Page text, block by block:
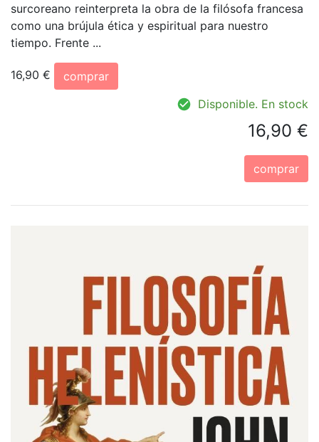
surcoreano reinterpreta la obra de la filósofa francesa
como una brújula ética y espiritual para nuestro
tiempo. Frente ...
16,90 €
comprar
Disponible. En stock
16,90 €
comprar